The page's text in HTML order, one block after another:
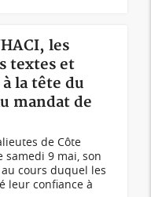
les
textes et
la tête du
mandat de
de Côte
samedi 9 mai, son
cours duquel les
leur confiance à